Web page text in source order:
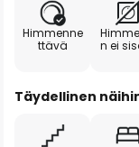
Himmenne
ttävä
n ei
Täydellinen